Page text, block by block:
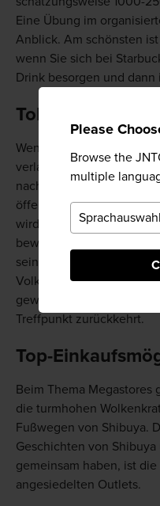
Please
Browse the
multiple
Eine Übung im
Anblick. Am schönsten
wenn Sie sich bei
Drink besorgen und
Tokyos
Wenn Sie den Bahnhof
verlassen, kommen Sie
nach dem der Ausgang
öffentliche Platz wird
wird von einem Denkmal
bewacht, dessen
seinem Besitzer zu einer
Volkserzählung wurde,
gewartet hatte, dass sein
Treffpunkt zurückkehrt.
Top-
Beim Thema Megastores
die turmhohen
Fußwegen von Shibuya.
Geschichten von
gemeinsam haben, ist
angesiedelten Outlets.